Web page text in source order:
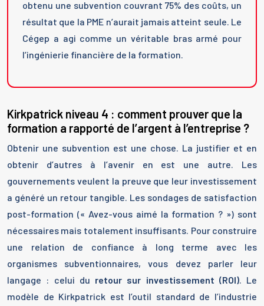
obtenu une subvention couvrant 75% des coûts, un
résultat que la PME n’aurait jamais atteint seule. Le
Cégep a agi comme un véritable bras armé pour
l’ingénierie financière de la formation.
Kirkpatrick niveau 4 : comment prouver que la
formation a rapporté de l’argent à l’entreprise ?
Obtenir une subvention est une chose. La justifier et en
obtenir d’autres à l’avenir en est une autre. Les
gouvernements veulent la preuve que leur investissement
a généré un retour tangible. Les sondages de satisfaction
post-formation (« Avez-vous aimé la formation ? ») sont
nécessaires mais totalement insuffisants. Pour construire
une relation de confiance à long terme avec les
organismes subventionnaires, vous devez parler leur
langage : celui du retour sur investissement (ROI). Le
modèle de Kirkpatrick est l’outil standard de l’industrie